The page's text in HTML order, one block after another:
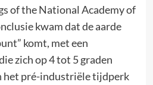
of the National Academy of
kwam dat de aarde
komt, met een
zich op 4 tot 5 graden
het pré-industriële tijdperk